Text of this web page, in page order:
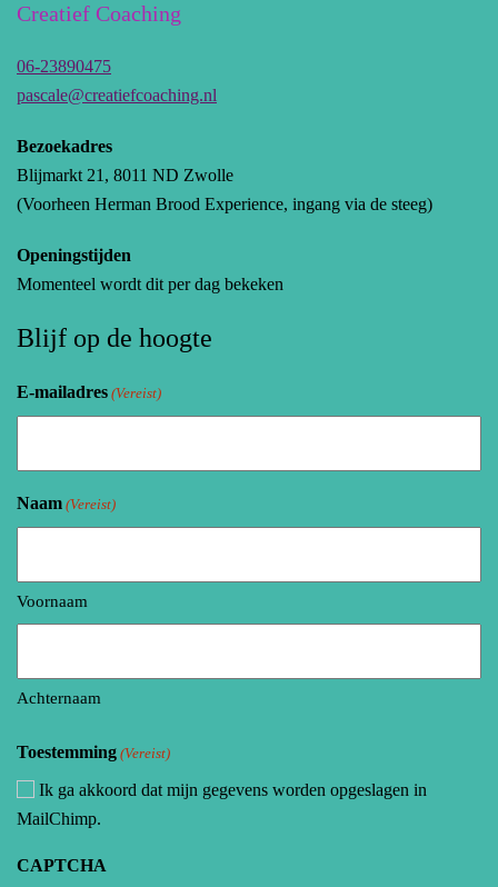
Creatief Coaching
06-23890475
pascale@creatiefcoaching.nl
Bezoekadres
Blijmarkt 21, 8011 ND Zwolle
(Voorheen Herman Brood Experience, ingang via de steeg)
Openingstijden
Momenteel wordt dit per dag bekeken
Blijf op de hoogte
E-mailadres (Vereist)
Naam (Vereist)
Voornaam
Achternaam
Toestemming (Vereist)
Ik ga akkoord dat mijn gegevens worden opgeslagen in
MailChimp.
CAPTCHA